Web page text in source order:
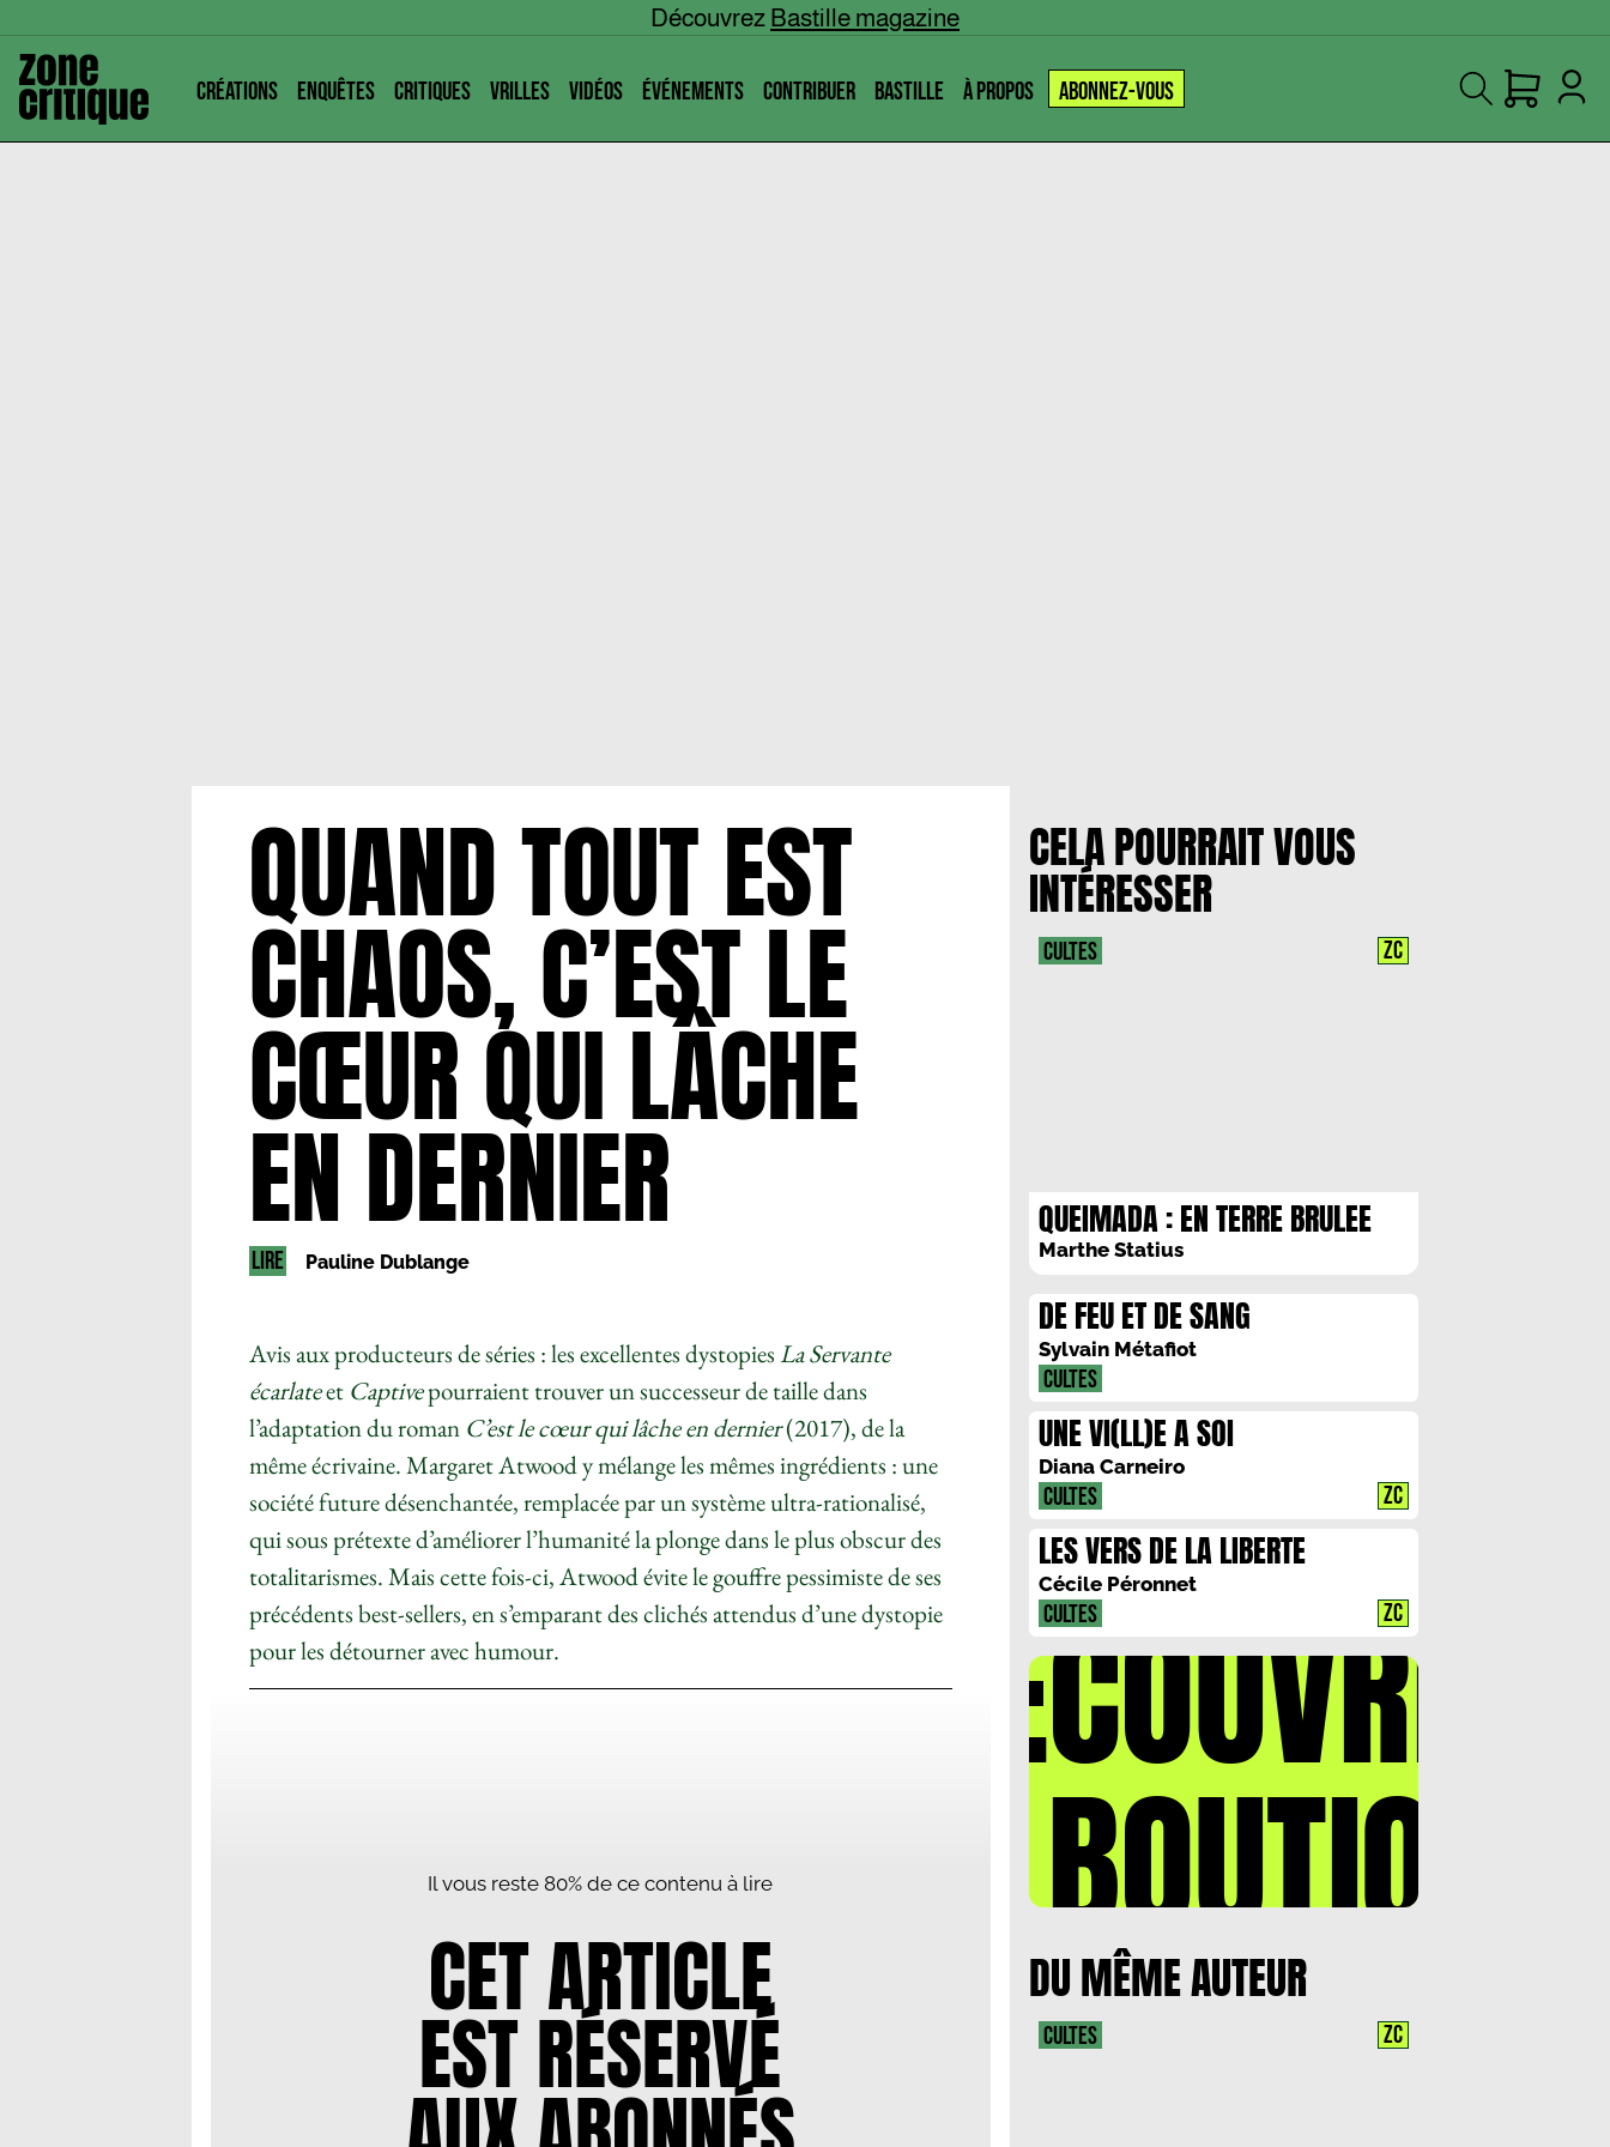
Découvrez Bastille magazine
CRÉATIONS ENQUÊTES CRITIQUES VRILLES VIDÉOS ÉVÉNEMENTS CONTRIBUER BASTILLE À PROPOS ABONNEZ-VOUS
QUAND TOUT EST
CHAOS, C’EST LE
CŒUR QUI LÂCHE
EN DERNIER
LIRE Pauline Dublange
Avis aux producteurs de séries : les excellentes dystopiesLa Servante
écarlateet Captivepourraient trouver un successeur de taille dans
l’adaptation du roman C’est le cœur qui lâche en dernier(2017), de la
même écrivaine. Margaret Atwood y mélange les mêmes ingrédients : une
société future désenchantée, remplacée par un système ultra-rationalisé,
qui sous prétexte d’améliorer l’humanité la plonge dans le plus obscur des
totalitarismes. Mais cette fois-ci, Atwood évite le gouffre pessimiste de ses
précédents best-sellers, en s’emparant des clichés attendus d’une dystopie
pour les détourner avec humour.
Il vous reste 80% de ce contenu à lire
CET ARTICLE
EST RÉSERVÉ
CELA POURRAIT VOUS
INTÉRESSER
QUEIMADA : EN TERRE BRULEE
Marthe Statius
CULTES ZC
DE FEU ET DE SANG
Sylvain Métafiot
CULTES
UNE VI(LL)E A SOI
Diana Carneiro
CULTES ZC
LES VERS DE LA LIBERTE
Cécile Péronnet
CULTES ZC
DÉCOUVREZ
LA BOUTIQUE
DU MÊME AUTEUR
CULTES ZC